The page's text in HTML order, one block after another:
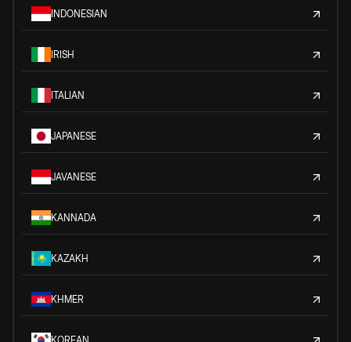
INDONESIAN
IRISH
ITALIAN
JAPANESE
JAVANESE
KANNADA
KAZAKH
KHMER